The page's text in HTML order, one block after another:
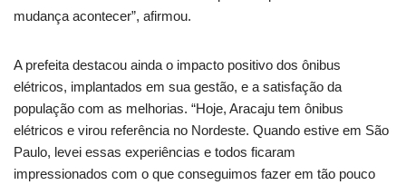
mudança acontecer”, afirmou.
A prefeita destacou ainda o impacto positivo dos ônibus
elétricos, implantados em sua gestão, e a satisfação da
população com as melhorias. “Hoje, Aracaju tem ônibus
elétricos e virou referência no Nordeste. Quando estive em São
Paulo, levei essas experiências e todos ficaram
impressionados com o que conseguimos fazer em tão pouco